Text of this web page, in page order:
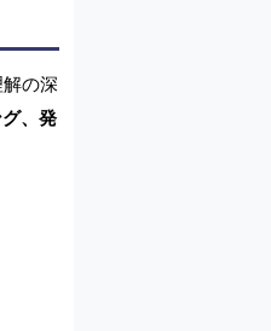
の深
、発